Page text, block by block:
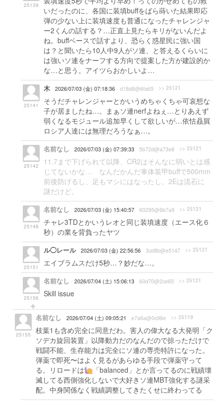
25139
いだったのに、各国に装填buffをばら蒔いた結果即応
弾の少ない上に装填速度も普通になったチャレンジャ
ー2くんの話する？…正直上見たらキリがないんだよ
ね。buffベースで話すより、恐らく惑星民に強い国
は？と聞いたら10人中9人がソ連、と答えるくらいに
は強いソ連をナーフする方向で提案した方が建設的か
な…と思う。アイツらおかしいよ…
25141
木 2026/07/03 (金) 07:18:36 d18d8@6fa65 >> 25121
そうだチャレンジャーとかいうめちゃくちゃ可哀想な
子が居ましたね…。まぁソ連nerfよねぇ…とりあえず
弱くなるモジュール追加早くして欲しいが…依怙贔屓
ロシア人達には無理だろうなぁ…。
25142
名前なし 2026/07/03 (金) 07:39:33 5b72d@a73e8 >> 25121
11.7まで下げられて以降、CR2はそんなに弱いとは感
じてないかな… なんだかんだ車体装甲buffで500mm
前後防げるし、足もマシにはなったし。2Eは流石に
謎だけど。
25148
名前なし 2026/07/03 (金) 15:40:57 60295@6b7a9 >> 25121
チャレ3TDとかいうレオと同じ装填速度（エース化６
秒）の業を背負ったヤツ
25151
ル◯レール 2026/07/03 (金) 22:56:56 3cd8b@e5147 >> 25121
エイブラムスだけ5秒…？妙だな…。
25156
名前なし 2026/07/04 (土) 15:06:13 60d70@2ce65 >> 25121
Skill issue
25155
名前なし 2026/07/04 (土) 09:05:21 e7a6a@0c96e >> 25119
枝葉1も含め完全に同意だわ。害人の偉大なる大発明「ク
ソデカ旋回装置」以降動力だのなんだので掠っただけで
戦闘不能、生存能力は完全にソ連の専売特許になった。
弾薬で即死〜はよく見るがあらゆる手段で弾薬守って
る。リロードは
「balanced」とか言ってるのに戦績壊
滅してる西側強化しないで大好きソ連MBT強化する謎采
配。中身関係なく戦績調整してきたくせに終わってる